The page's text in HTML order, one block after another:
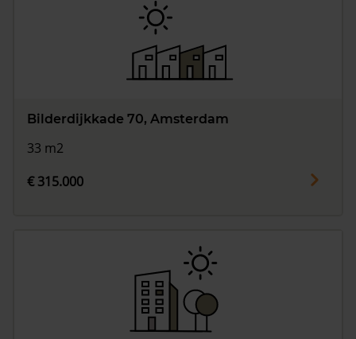
Bilderdijkkade 70, Amsterdam
33 m2
€ 315.000